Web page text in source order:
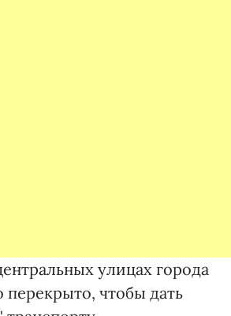
улицах города
перекрыто, чтобы дать